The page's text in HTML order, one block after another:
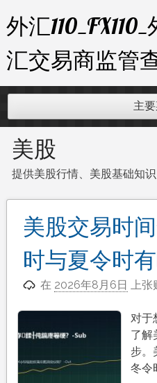
至
内
容
外汇
汇交易商监管
主
美股
提供美股行情、美股基础知识
美股交易时
时与夏令时
在 2026年8月6日 上张
对于
了解
步。
冬令